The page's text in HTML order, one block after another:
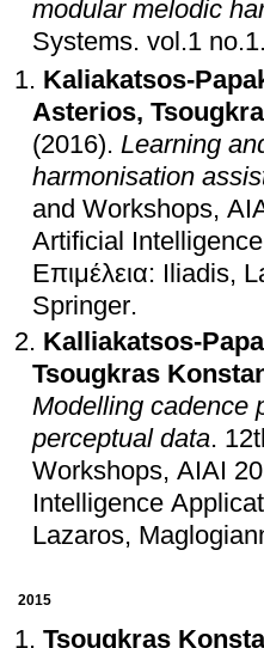
modular melodic
Systems. vol.1 no.1
Kaliakatsos-
Asterios,
(2016). Learning
harmonisation
and Workshops,
Artificial
Επιμέλεια: Iliadis,
Springer.
Kalliakatsos-
Tsougkras
Modelling cadence
perceptual data.
Workshops, AIAI
Intelligence
Lazaros,
2015
Tsougkras